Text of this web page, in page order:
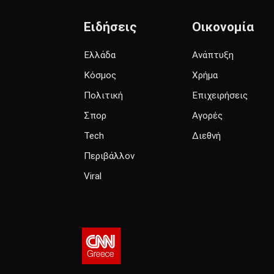
Ειδήσεις
Ελλάδα
Κόσμος
Πολιτική
Σπορ
Tech
Περιβάλλον
Viral
Οικονομία
Ανάπτυξη
Χρήμα
Επιχειρήσεις
Αγορές
Διεθνή